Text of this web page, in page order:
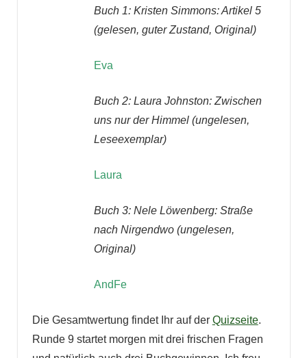
Buch 1: Kristen Simmons: Artikel 5
(gelesen, guter Zustand, Original)
Eva
Buch 2: Laura Johnston: Zwischen
uns nur der Himmel (ungelesen,
Leseexemplar)
Laura
Buch 3: Nele Löwenberg: Straße
nach Nirgendwo (ungelesen,
Original)
AndFe
Die Gesamtwertung findet Ihr auf der Quizseite.
Runde 9 startet morgen mit drei frischen Fragen